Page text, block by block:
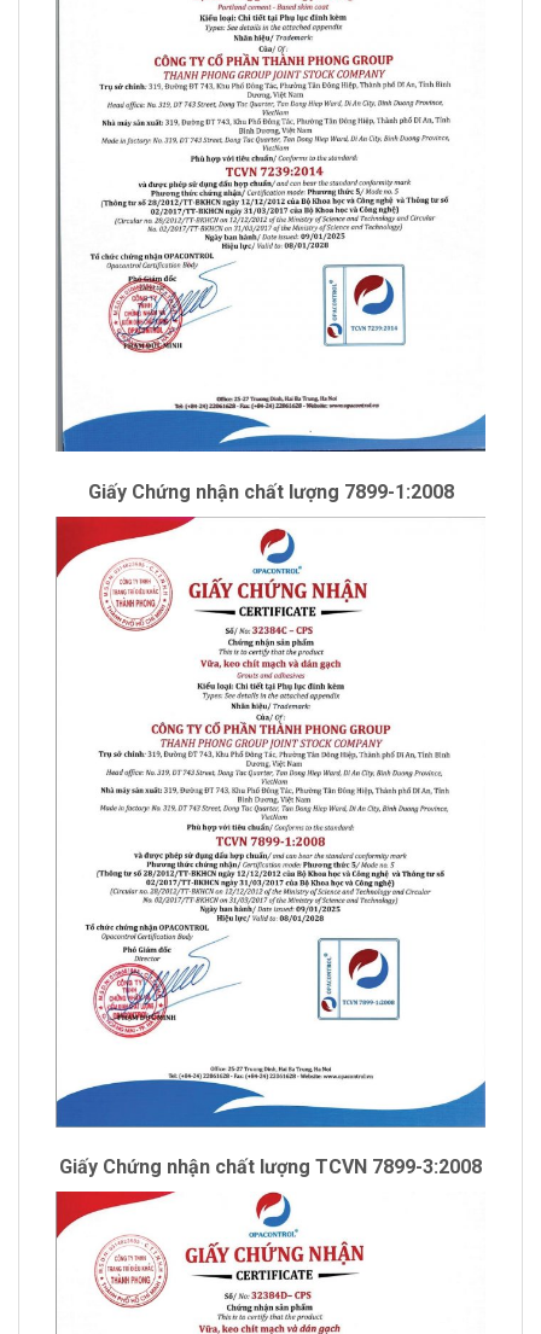
Giấy Chứng nhận chất lượng 7899-1:2008
Giấy Chứng nhận chất lượng TCVN 7899-3:2008